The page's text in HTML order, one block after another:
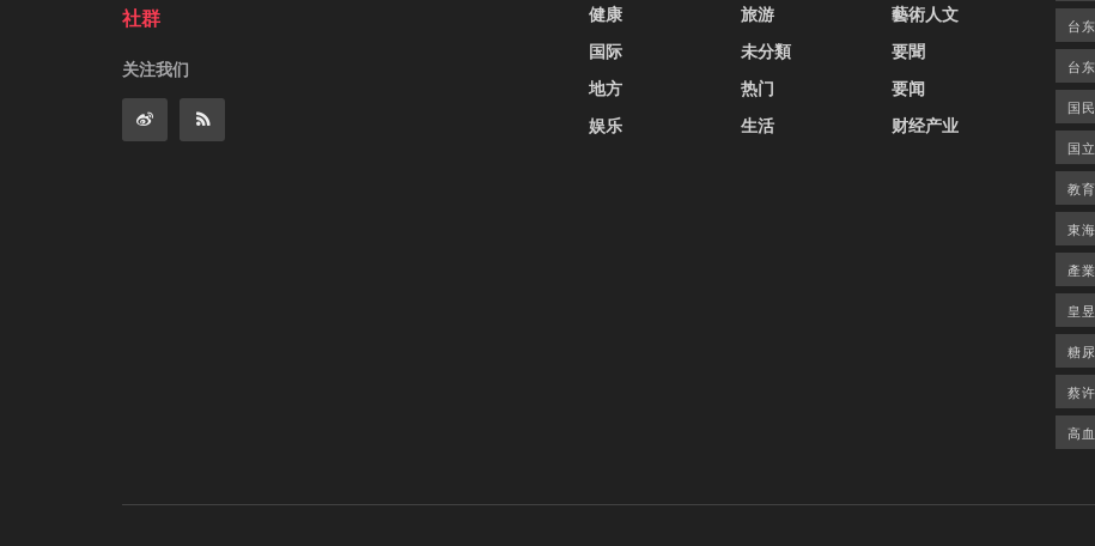
社群
关注我们
健康
国际
地方
娱乐
旅游
未分類
热门
生活
藝術人文
要聞
要闻
财经产业
台
台
国
国
教
東
產業
皇
糖
蔡
高